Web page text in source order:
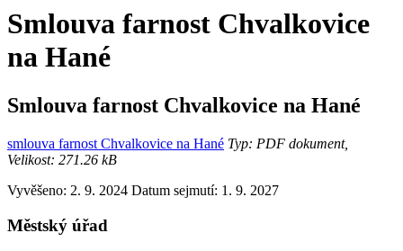
Smlouva farnost Chvalkovice
na Hané
Smlouva farnost Chvalkovice na Hané
smlouva farnost Chvalkovice na Hané Typ: PDF dokument,
Velikost: 271.26 kB
Vyvěšeno: 2. 9. 2024 Datum sejmutí: 1. 9. 2027
Městský úřad